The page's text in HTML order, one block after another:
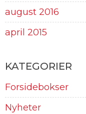
august 2016
april 2015
KATEGORIER
Forsidebokser
Nyheter